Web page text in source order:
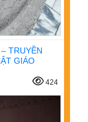
TRUYỀN
GIÁO
424